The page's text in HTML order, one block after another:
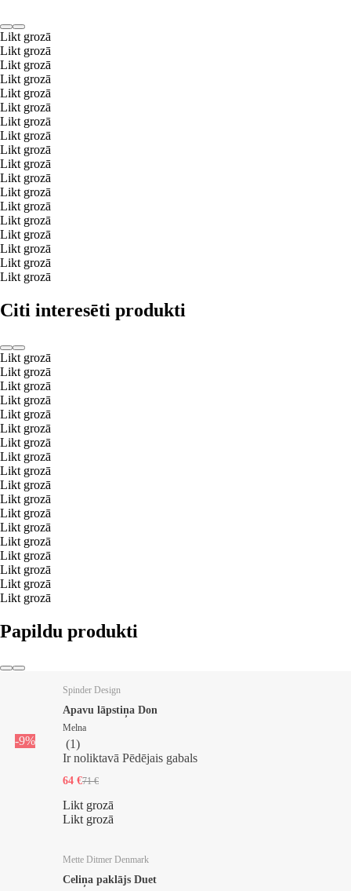
Likt grozā
Likt grozā
Likt grozā
Likt grozā
Likt grozā
Likt grozā
Likt grozā
Likt grozā
Likt grozā
Likt grozā
Likt grozā
Likt grozā
Likt grozā
Likt grozā
Likt grozā
Likt grozā
Likt grozā
Likt grozā
Citi interesēti produkti
Likt grozā
Likt grozā
Likt grozā
Likt grozā
Likt grozā
Likt grozā
Likt grozā
Likt grozā
Likt grozā
Likt grozā
Likt grozā
Likt grozā
Likt grozā
Likt grozā
Likt grozā
Likt grozā
Likt grozā
Likt grozā
Papildu produkti
-9%
Spinder Design
Apavu lāpstiņa Don
Melna
(1)
Ir noliktavā Pēdējais gabals
64 €71 €
Likt grozā
Likt grozā
Mette Ditmer Denmark
Celiņa paklājs Duet